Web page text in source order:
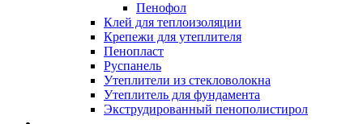
Пенофол
Клей для теплоизоляции
Крепежи для утеплителя
Пенопласт
Руспанель
Утеплители из стекловолокна
Утеплитель для фундамента
Экструдированный пенополистирол